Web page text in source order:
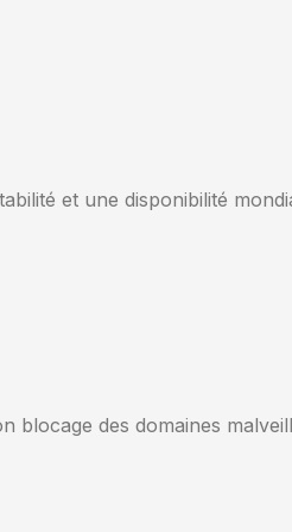
et une disponibilité
blocage des domaines